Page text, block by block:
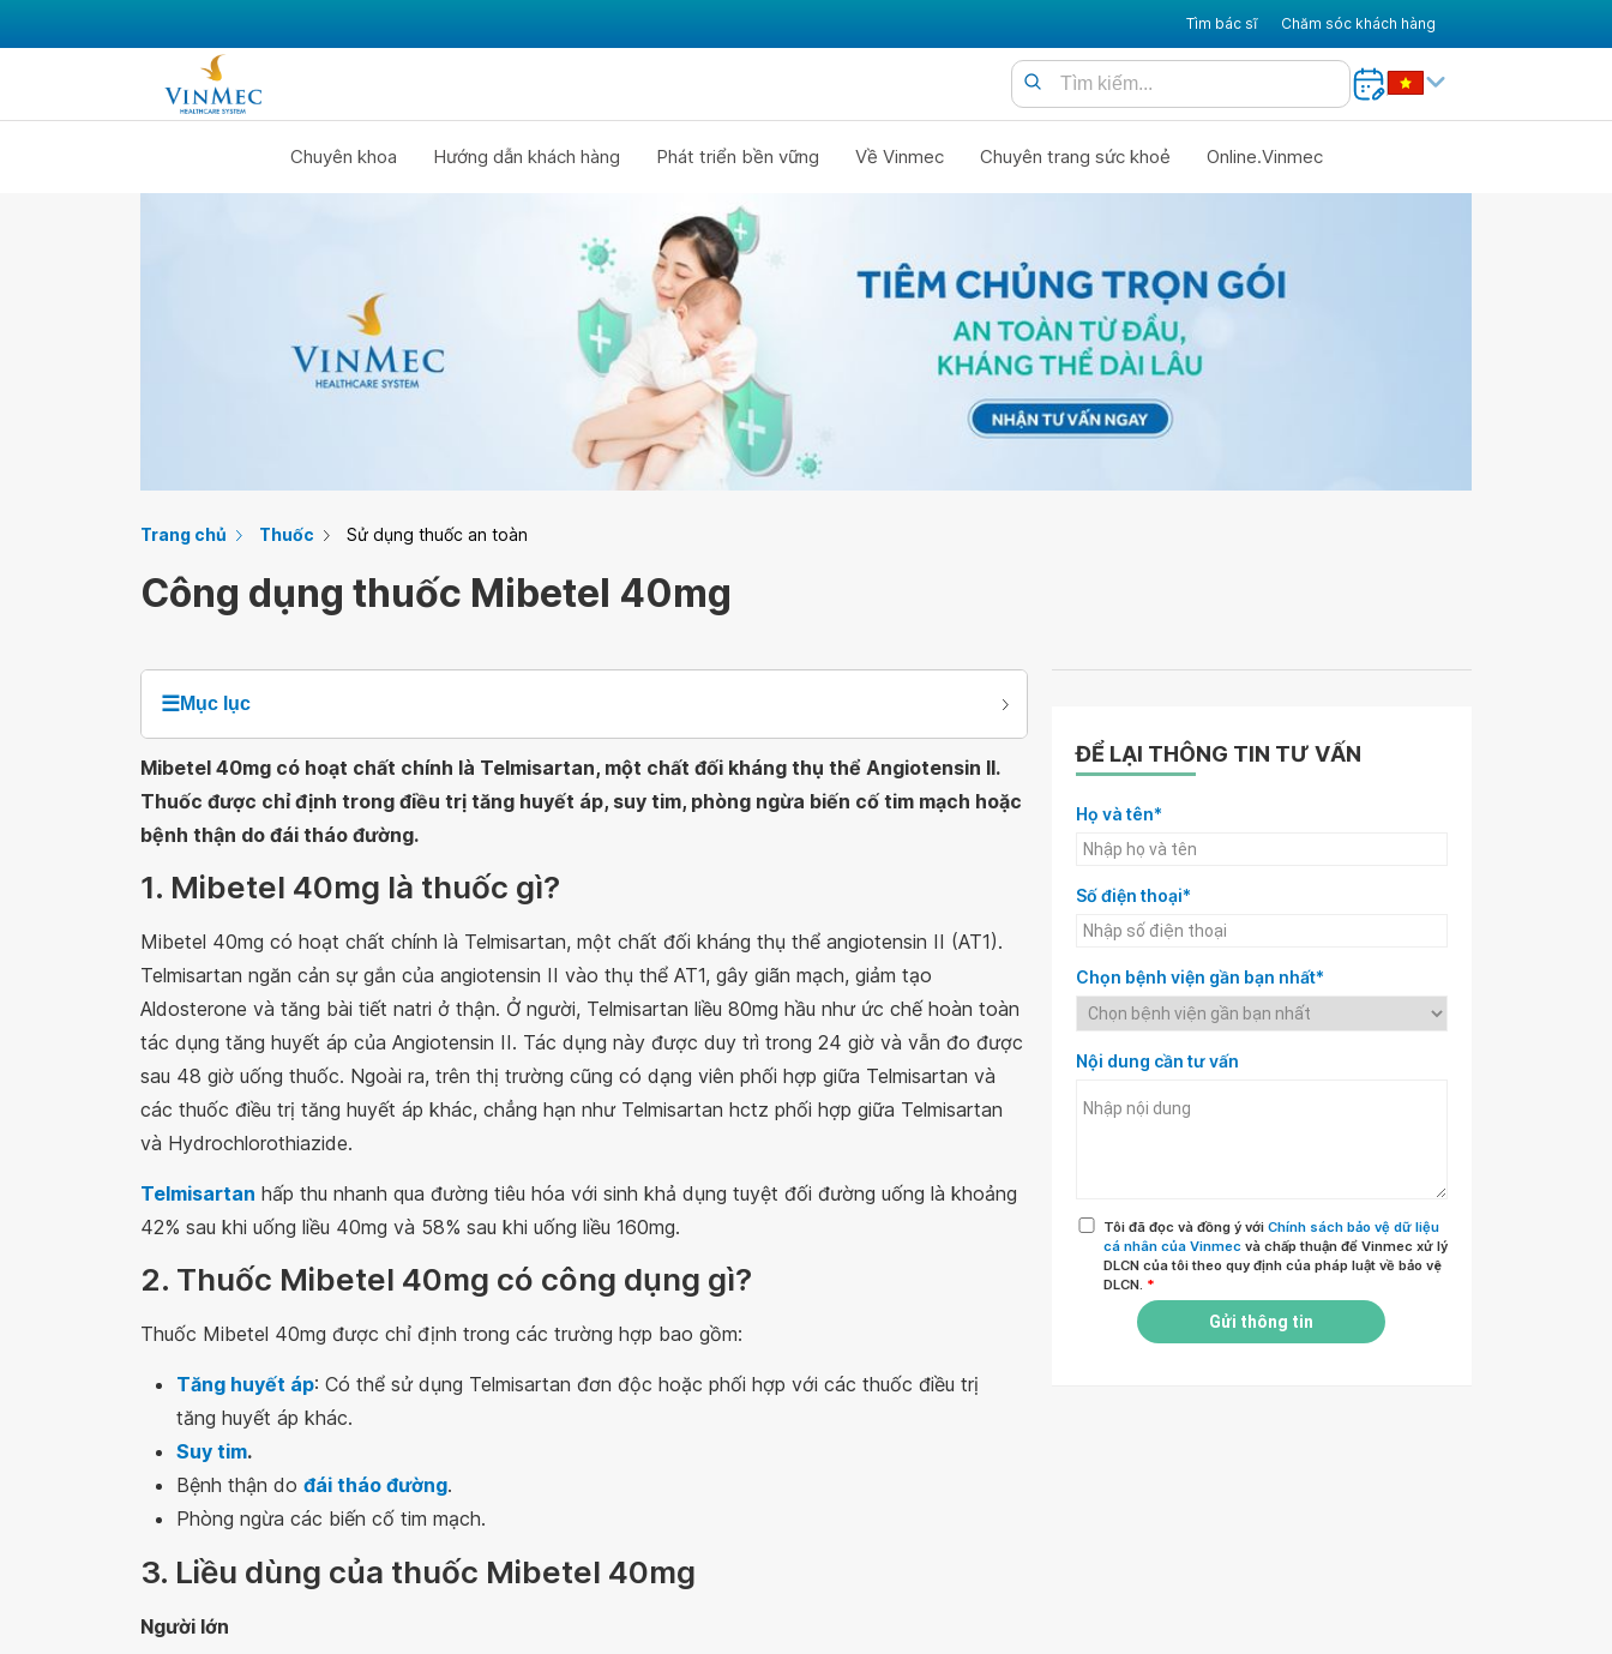
Tìm bác sĩ Chăm sóc khách hàng
Chuyên khoa Hướng dẫn khách hàng Phát triển bền vững Về Vinmec Chuyên trang sức khoẻ Online.Vinmec
Trang chủ Thuốc Sử dụng thuốc an toàn
Công dụng thuốc Mibetel 40mg
☰Mục lục
Mibetel 40mg có hoạt chất chính là Telmisartan, một chất đối kháng thụ thể Angiotensin II.
Thuốc được chỉ định trong điều trị tăng huyết áp, suy tim, phòng ngừa biến cố tim mạch hoặc
bệnh thận do đái tháo đường.
1. Mibetel 40mg là thuốc gì?
Mibetel 40mg có hoạt chất chính là Telmisartan, một chất đối kháng thụ thể angiotensin II (AT1).
Telmisartan ngăn cản sự gắn của angiotensin II vào thụ thể AT1, gây giãn mạch, giảm tạo
Aldosterone và tăng bài tiết natri ở thận. Ở người, Telmisartan liều 80mg hầu như ức chế hoàn toàn
tác dụng tăng huyết áp của Angiotensin II. Tác dụng này được duy trì trong 24 giờ và vẫn đo được
sau 48 giờ uống thuốc. Ngoài ra, trên thị trường cũng có dạng viên phối hợp giữa Telmisartan và
các thuốc điều trị tăng huyết áp khác, chẳng hạn như Telmisartan hctz phối hợp giữa Telmisartan
và Hydrochlorothiazide.
Telmisartan hấp thu nhanh qua đường tiêu hóa với sinh khả dụng tuyệt đối đường uống là khoảng
42% sau khi uống liều 40mg và 58% sau khi uống liều 160mg.
2. Thuốc Mibetel 40mg có công dụng gì?
Thuốc Mibetel 40mg được chỉ định trong các trường hợp bao gồm:
Tăng huyết áp: Có thể sử dụng Telmisartan đơn độc hoặc phối hợp với các thuốc điều trị
tăng huyết áp khác.
Suy tim.
Bệnh thận do đái tháo đường.
Phòng ngừa các biến cố tim mạch.
3. Liều dùng của thuốc Mibetel 40mg
Người lớn
ĐỂ LẠI THÔNG TIN TƯ VẤN
Họ và tên*
Số điện thoại*
Chọn bệnh viện gần bạn nhất*
Nội dung cần tư vấn
Tôi đã đọc và đồng ý với Chính sách bảo vệ dữ liệu
cá nhân của Vinmec và chấp thuận để Vinmec xử lý
DLCN của tôi theo quy định của pháp luật về bảo vệ
DLCN. *
Gửi thông tin